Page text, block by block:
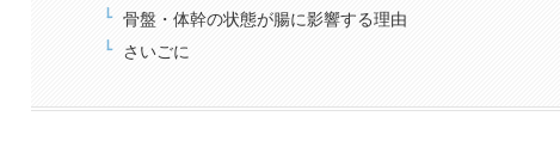
骨盤・体幹の状態が腸に影響する理由
さいごに